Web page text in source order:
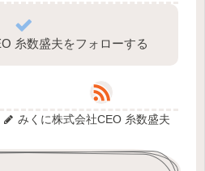
糸数盛夫をフォローする
みくに株式会社CEO 糸数盛夫